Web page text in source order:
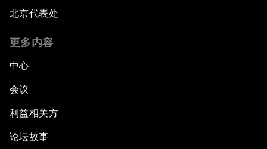
北京代表处
更多内容
中心
会议
利益相关方
论坛故事